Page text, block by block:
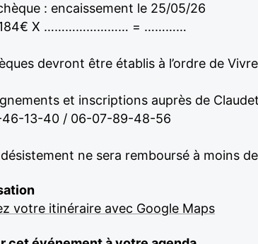
: encaissement le 25/05/26
184€ X …………………… = …………
devront être établis à l’ordre de
et inscriptions auprès de
13-40 / 06-07-89-48-56
ne sera remboursé à moins
votre itinéraire avec Google Maps